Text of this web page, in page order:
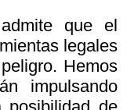
que el
legales
Hemos
impulsando